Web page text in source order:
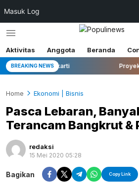
Masuk Log
Aktivitas Anggota Beranda
BREAKING NEWS
Nyawiji Makarti Proyek
Home Ekonomi | Bisnis
Pasca Lebaran,
Terancam Bangkrut &
redaksi
15 Mei 2020 05:28
Bagikan Copy Link